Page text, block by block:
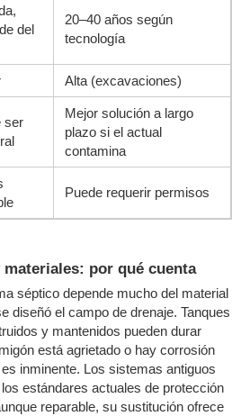
del
20–40 años según
tecnología
Alta (excavaciones)
ser
Mejor solución a largo
plazo si el actual
contamina
Puede requerir permisos
materiales: por qué cuenta
séptico depende mucho del material
diseñó el campo de drenaje. Tanques
y mantenidos pueden durar
está agrietado o hay corrosión
inminente. Los sistemas antiguos
estándares actuales de protección
reparable, su sustitución ofrece